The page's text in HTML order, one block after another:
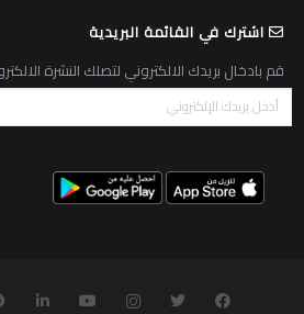
اشترك في القائمة البريدية
قم بادخال بريدك الالكتروني لتصلك النشرة